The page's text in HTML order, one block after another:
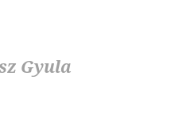
Gyula